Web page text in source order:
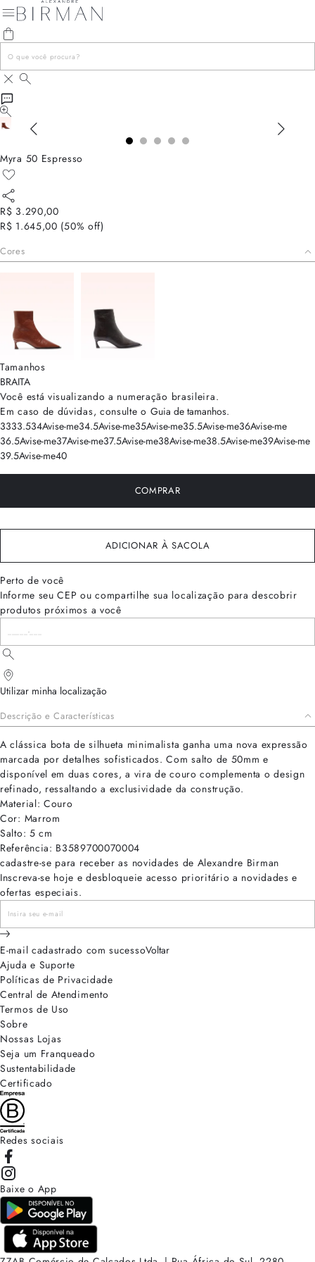
Myra 50 Espresso
R$ 3.290,00
R$ 1.645,00 (50% off)
Cores
Tamanhos
BRAITA
Você está visualizando a numeração brasileira.
Em caso de dúvidas, consulte o Guia de tamanhos.
3333.534Avise-me34.5Avise-me35Avise-me35.5Avise-me36Avise-me
36.5Avise-me37Avise-me37.5Avise-me38Avise-me38.5Avise-me39Avise-me
39.5Avise-me40
COMPRAR
ADICIONAR À SACOLA
Perto de você
Informe seu CEP ou compartilhe sua localização para descobrir
produtos próximos a você
Utilizar minha localização
Descrição e Características
A clássica bota de silhueta minimalista ganha uma nova expressão
marcada por detalhes sofisticados. Com salto de 50mm e
disponível em duas cores, a vira de couro complementa o design
refinado, ressaltando a exclusividade da construção.
Material: Couro
Cor: Marrom
Salto: 5 cm
Referência: B3589700070004
cadastre-se para receber as novidades de Alexandre Birman
Inscreva-se hoje e desbloqueie acesso prioritário a novidades e
ofertas especiais.
E-mail cadastrado com sucessoVoltar
Ajuda e Suporte
Políticas de Privacidade
Central de Atendimento
Termos de Uso
Sobre
Nossas Lojas
Seja um Franqueado
Sustentabilidade
Certificado
Redes sociais
Baixe o App